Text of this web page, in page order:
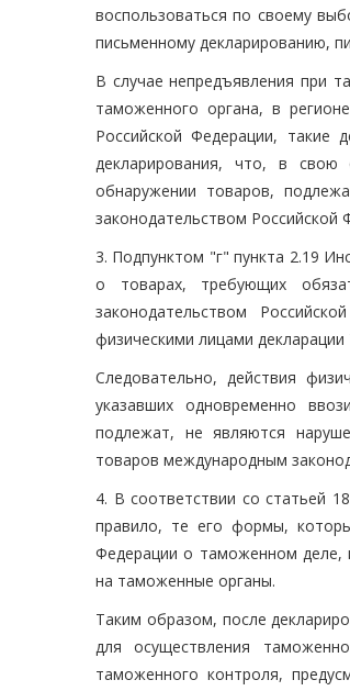
воспользоваться по своему
письменному декларированию,
В случае непредъявления при
таможенного органа, в
Российской Федерации, такие
декларирования, что, в свою
обнаружении товаров,
законодательством Российской
3. Подпунктом "г" пункта 2.19
о товарах, требующих
законодательством
физическими лицами
Следовательно, действия
указавших одновременно
подлежат, не являются
товаров международным
4. В соответствии со статьей
правило, те его формы,
Федерации о таможенном деле,
на таможенные органы.
Таким образом, после
для осуществления
таможенного контроля,